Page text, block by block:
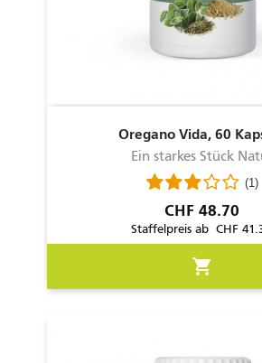
Oregano Vida, 60
Ein starkes Stück
(1)
Preis
CHF 48.70
Staffelpreis ab CHF
shopping_cart